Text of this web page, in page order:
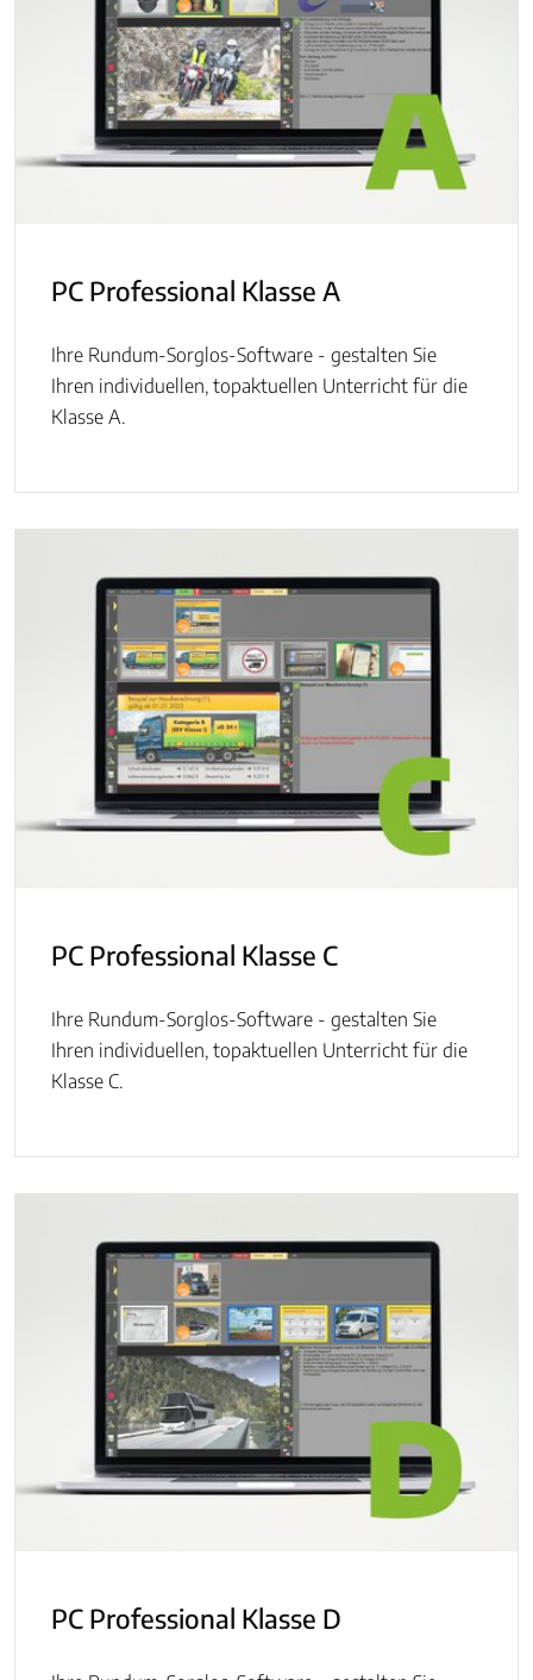
PC Professional Klasse A
Ihre Rundum-Sorglos-Software - gestalten Sie
Ihren individuellen, topaktuellen Unterricht für die
Klasse A.
PC Professional Klasse C
Ihre Rundum-Sorglos-Software - gestalten Sie
Ihren individuellen, topaktuellen Unterricht für die
Klasse C.
PC Professional Klasse D